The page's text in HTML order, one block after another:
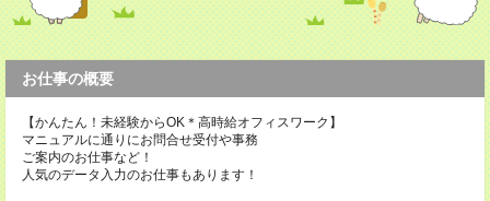
お仕事の概要
【かんたん！未経験からOK＊高時給オフィスワーク】
マニュアルに通りにお問合せ受付や事務
ご案内のお仕事など！
人気のデータ入力のお仕事もあります！